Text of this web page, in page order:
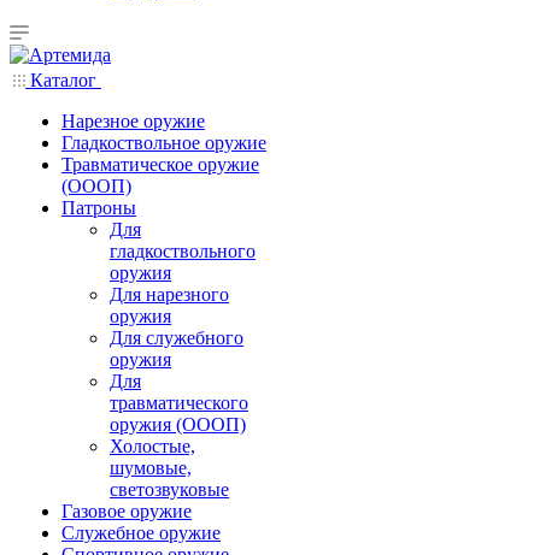
Каталог
Нарезное оружие
Гладкоствольное оружие
Травматическое оружие
(ОООП)
Патроны
Для
гладкоствольного
оружия
Для нарезного
оружия
Для служебного
оружия
Для
травматического
оружия (ОООП)
Холостые,
шумовые,
светозвуковые
Газовое оружие
Служебное оружие